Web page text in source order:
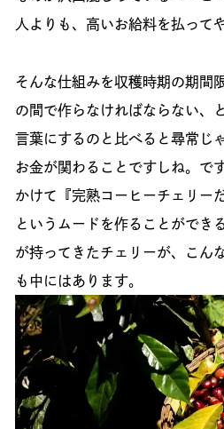
人よりも、高いお給料を払って
そんな仕組みを収穫時期の期間
の間で作らなければならない、
言葉にするのと比べると尋常じ
お金が関わることですしね。で
かけて『完熟コーヒーチェリー
というムードを作ることができ
が持ってきたチェリーが、こん
も中にはあります。